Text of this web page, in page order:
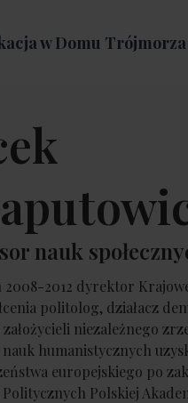
w Domu Trójmorza
nauk
2008-2012 dyrektor
politolog, działacz
założycieli niezależnego
humanistycznych
europejskiego po
Polskiej